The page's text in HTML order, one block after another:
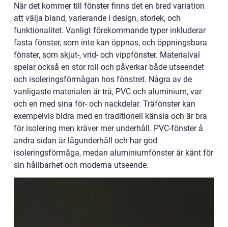
När det kommer till fönster finns det en bred variation
att välja bland, varierande i design, storlek, och
funktionalitet. Vanligt förekommande typer inkluderar
fasta fönster, som inte kan öppnas, och öppningsbara
fönster, som skjut-, vrid- och vippfönster. Materialval
spelar också en stor roll och påverkar både utseendet
och isoleringsförmågan hos fönstret. Några av de
vanligaste materialen är trä, PVC och aluminium, var
och en med sina för- och nackdelar. Träfönster kan
exempelvis bidra med en traditionell känsla och är bra
för isolering men kräver mer underhåll. PVC-fönster å
andra sidan är lågunderhåll och har god
isoleringsförmåga, medan aluminiumfönster är känt för
sin hållbarhet och moderna utseende.